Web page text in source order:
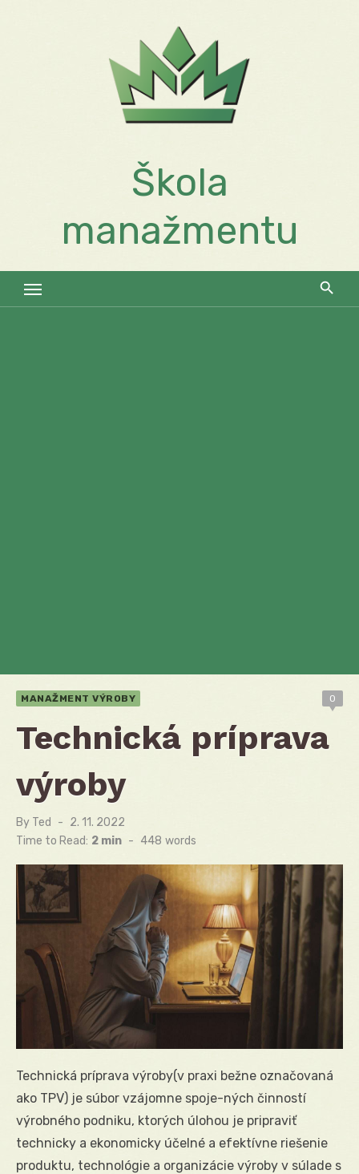
Škola
manažmentu
MANAŽMENT VÝROBY 0
Technická príprava
výroby
By Ted
Posted
on
2. 11. 2022
Time to Read: 2 min - 448 words
Technická príprava výroby(v praxi bežne označovaná
ako TPV) je súbor vzájomne spoje-ných činností
výrobného podniku, ktorých úlohou je pripraviť
technicky a ekonomicky účelné a efektívne riešenie
produktu, technológie a organizácie výroby v súlade s